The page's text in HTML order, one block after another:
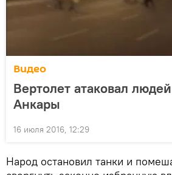
Видео
Вертолет атаковал
Анкары
16 июля 2016, 12:29
Народ остановил танки и